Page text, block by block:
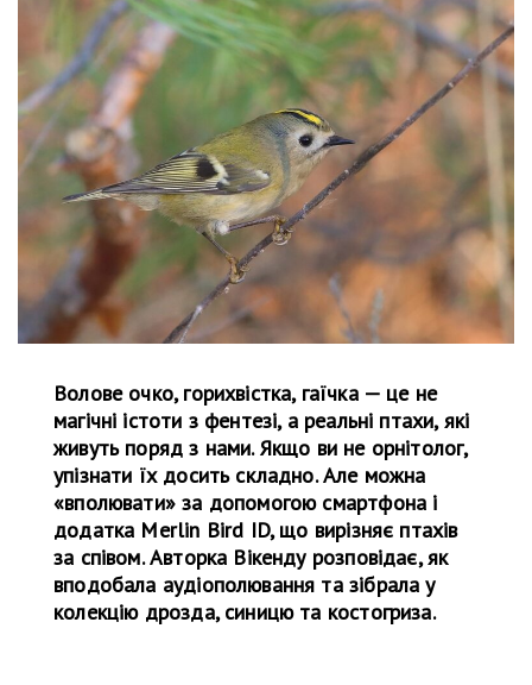
Волове очко, горихвістка, гаїчка — це не
магічні істоти з фентезі, а реальні птахи, які
живуть поряд з нами. Якщо ви не орнітолог,
упізнати їх досить складно. Але можна
«вполювати» за допомогою смартфона і
додатка Merlin Bird ID, що вирізняє птахів
за співом. Авторка Вікенду розповідає, як
вподобала аудіополювання та зібрала у
колекцію дрозда, синицю та костогриза.